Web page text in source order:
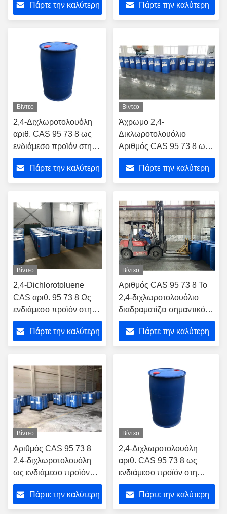
σύνθεσηΠάρτε την καλύτερη
Πάρτε την καλύτερη
Βίντεο
2,4-Διχλωροτολουόλη
αριθ. CAS 95 73 8 ως
ενδιάμεσο προϊόν στη
φαρμακευτική
παραγωγή για τη
σύνθεση διαφόρων
Πάρτε την καλύτερη
Βίντεο
Άχρωμο 2,4-
Δικλωροτολουόλιο
Αριθμός CAS 95 73 8 ως
ενδιάμεσο στην σύνθεση
ζιζανιοκτόνων
Πάρτε την καλύτερη
Βίντεο
2,4-Dichlorotoluene
CAS αριθ. 95 73 8 Ως
ενδιάμεσο προϊόν στην
παραγωγή χρωστικών
και χρωστικών
Πάρτε την καλύτερη
Βίντεο
Αριθμός CAS 95 73 8 Το
2,4-διχλωροτολουόλιο
διαδραματίζει σημαντικό
ρόλο στη χημική σύνθεση
Πάρτε την καλύτερη
Βίντεο
Αριθμός CAS 95 73 8
2,4-διχλωροτολουόλη
ως ενδιάμεσο προϊόν
στην παραγωγή
πολυμερών
Πάρτε την καλύτερη
Βίντεο
2,4-Διχλωροτολουόλη
αριθ. CAS 95 73 8 ως
ενδιάμεσο προϊόν στη
φαρμακευτική παραγωγή
για τη σύνθεση διαφόρων
φαρμάκων
Πάρτε την καλύτερη